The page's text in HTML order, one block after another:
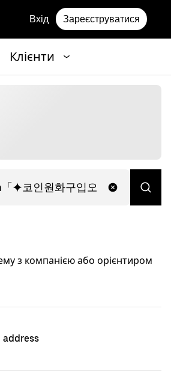
Вхід Зареєструватися
Клієнти
з компанією або орієнтиром
address